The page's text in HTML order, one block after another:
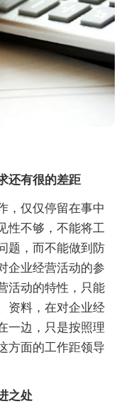
有很的差距
仅仅停留在事中
性不够，不能将工
题，而不能做到防
企业经营活动的参
活动的特性，只能
资料，在对企业经
一边，只是按照理
方面的工作距领导
之处